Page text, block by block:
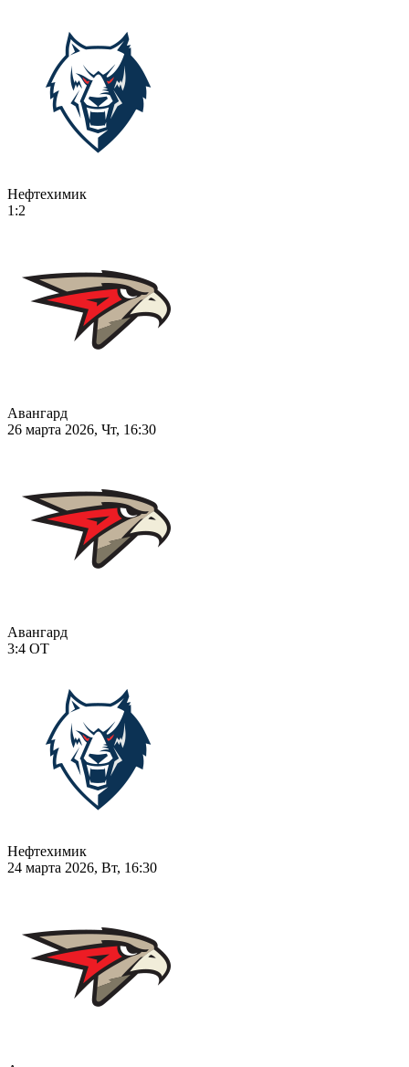
Нефтехимик
1:2
Авангард
26 марта 2026, Чт, 16:30
Авангард
3:4 ОТ
Нефтехимик
24 марта 2026, Вт, 16:30